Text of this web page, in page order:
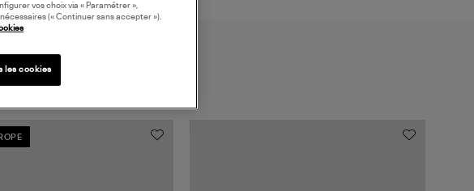
vos choix via « Paramétrer »,
(« Continuer sans accepter »).
les cookies